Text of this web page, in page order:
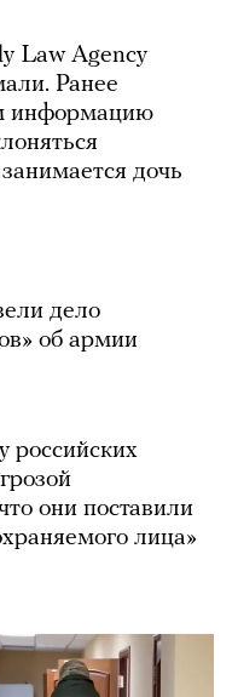
Law Agency
Ранее
информацию
дочь
дело
об армии
российских
они поставили
лица»